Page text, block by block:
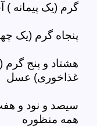
گرم (یک پیمانه )
پنجاه گرم (یک
هشتاد و پنج
غذاخوری) عسل
سیصد و نود و
همه منظوره